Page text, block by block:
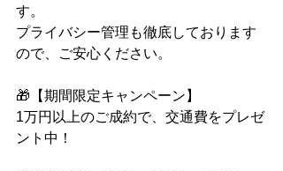
す。
プライバシー管理も徹底しております
ので、ご安心ください。
🎁【期間限定キャンペーン】
1万円以上のご成約で、交通費をプレゼ
ント中！